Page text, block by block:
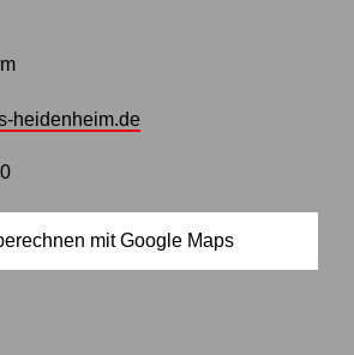
heidenheim.de
mit Google Maps